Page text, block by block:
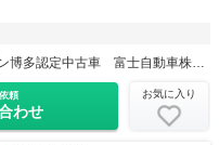
フォルクスワーゲン博多認定中古車 富士自動車株式会社
頼
わせ
お気に入り